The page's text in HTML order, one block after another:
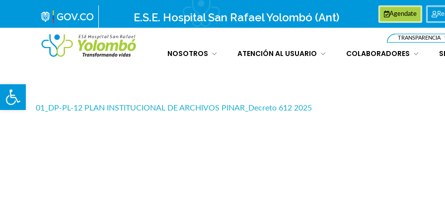
Abrir barra de herramientas
E.S.E. Hospital San Rafael Yolombó (Ant) Agendate
TRANSPARENCIA
NOSOTROS ATENCIÓN AL USUARIO COLABORADORES
01_DP-PL-12 PLAN INSTITUCIONAL DE ARCHIVOS PINAR_Decreto 612 2025